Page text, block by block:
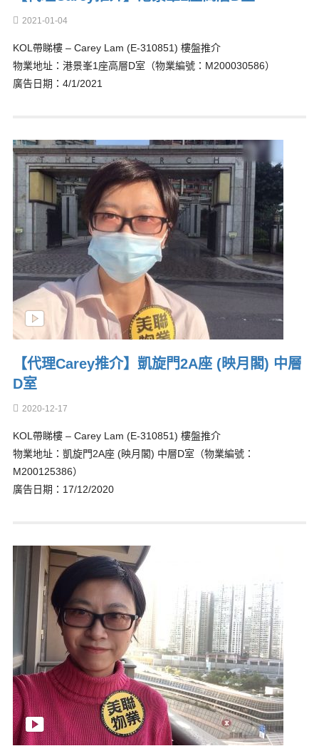
2021-01-04
KOL帶睇樓 – Carey Lam (E-310851) 樓盤推介
物業地址：港景峯1座高層D室（物業編號：M200030586）
廣告日期：4/1/2021
【代理Carey推介】凱旋門2A座 (映月閣) 中層
D室
2020-12-17
KOL帶睇樓 – Carey Lam (E-310851) 樓盤推介
物業地址：凱旋門2A座 (映月閣) 中層D室（物業編號：
M200125386）
廣告日期：17/12/2020